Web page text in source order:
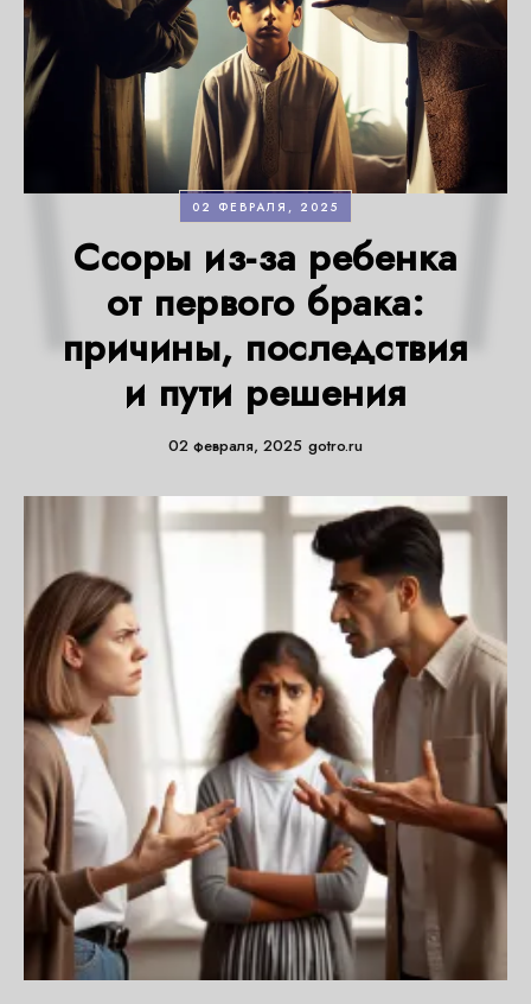
02 ФЕВРАЛЯ, 2025
Ссоры из-за ребенка
от первого брака:
причины, последствия
и пути решения
02 февраля, 2025 gotro.ru